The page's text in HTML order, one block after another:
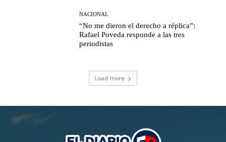
NACIONAL
“No me dieron el derecho a réplica”:
Rafael Poveda responde a las tres
periodistas
Load more